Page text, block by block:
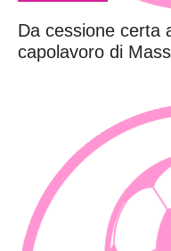
Da cessione certa
capolavoro di